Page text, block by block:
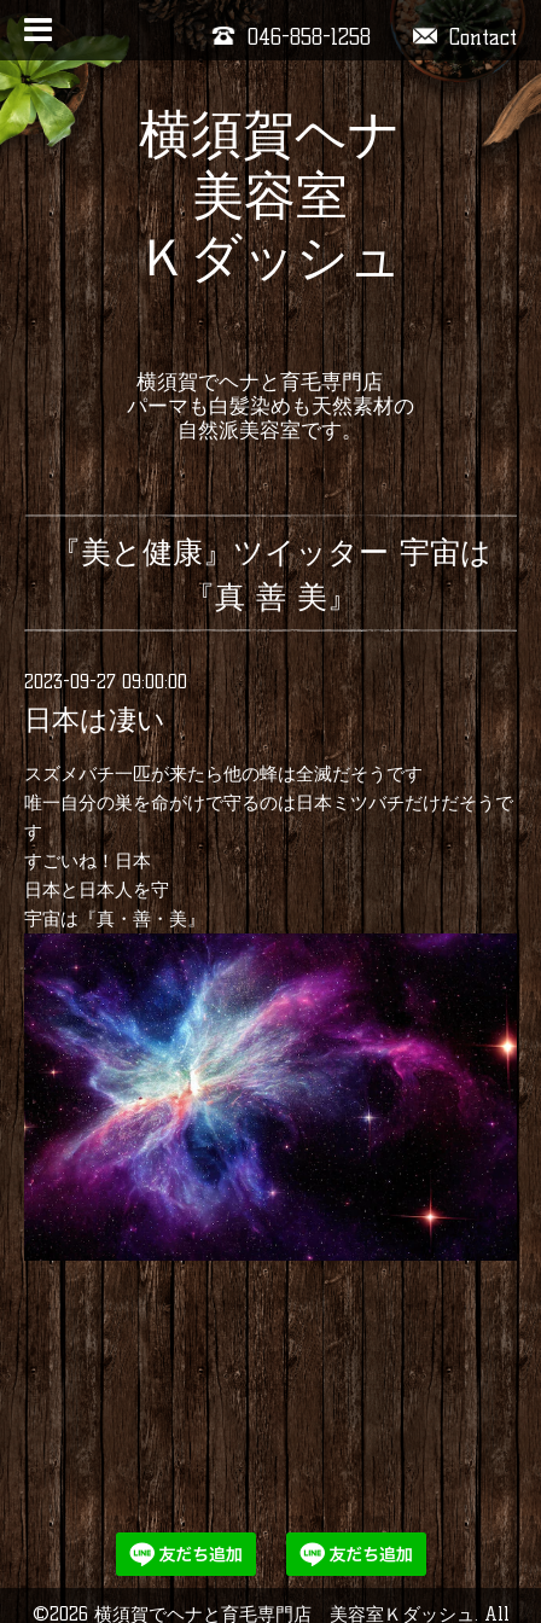
Contact
046-858-1258
横須賀ヘナ
美容室
Ｋダッシュ
横須賀でヘナと育毛専門店
パーマも白髪染めも天然素材の
自然派美容室です。
『美と健康』ツイッター 宇宙は
『真 善 美』
2023-09-27 09:00:00
日本は凄い
スズメバチ一匹が来たら他の蜂は全滅だそうです
唯一自分の巣を命がけで守るのは日本ミツバチだけだそうで
す
すごいね！日本
日本と日本人を守
宇宙は『真・善・美』
©2026横須賀でヘナと育毛専門店 美容室Ｋダッシュ. All